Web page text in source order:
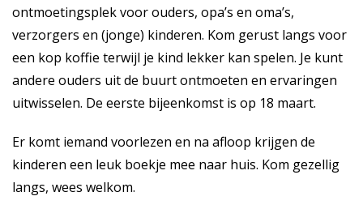
ontmoetingsplek voor ouders, opa’s en oma’s,
verzorgers en (jonge) kinderen. Kom gerust langs voor
een kop koffie terwijl je kind lekker kan spelen. Je kunt
andere ouders uit de buurt ontmoeten en ervaringen
uitwisselen. De eerste bijeenkomst is op 18 maart.
Er komt iemand voorlezen en na afloop krijgen de
kinderen een leuk boekje mee naar huis. Kom gezellig
langs, wees welkom.